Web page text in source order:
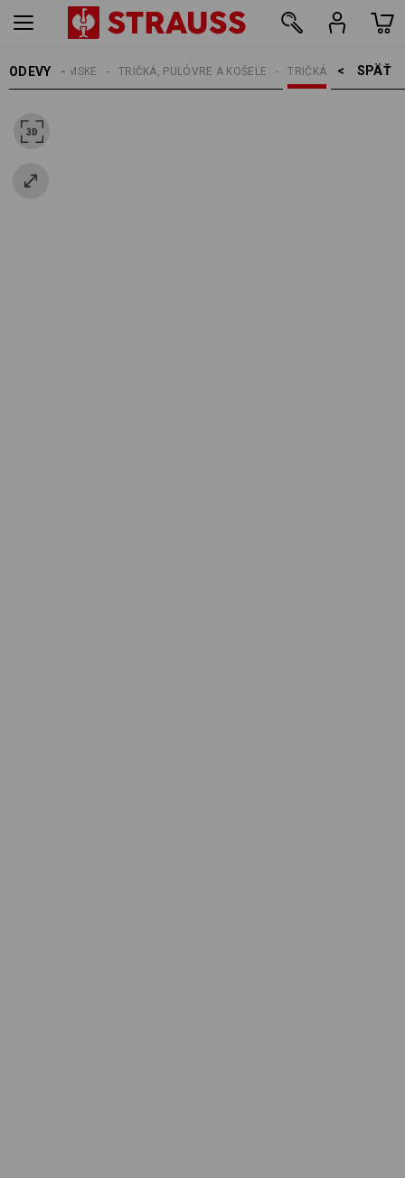
ODEVY SPÄŤ    >
TRIČKÁ
TRIČKÁ, PULÓVRE A KOŠELE
DÁMSKE